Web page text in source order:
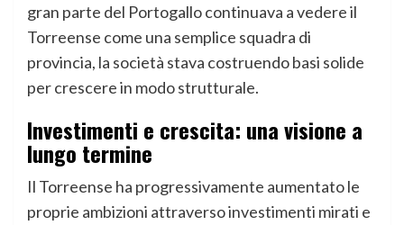
gran parte del Portogallo continuava a vedere il
Torreense come una semplice squadra di
provincia, la società stava costruendo basi solide
per crescere in modo strutturale.
Investimenti e crescita: una visione a
lungo termine
Il Torreense ha progressivamente aumentato le
proprie ambizioni attraverso investimenti mirati e